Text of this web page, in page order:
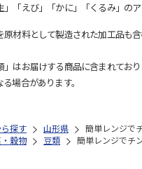
「えび」「かに」「くるみ」の
材料として製造された加工品も
はお届けする商品に含まれており
場合があります。
探す 山形県
簡単レンジで
穀物 豆類 簡単レンジでチ